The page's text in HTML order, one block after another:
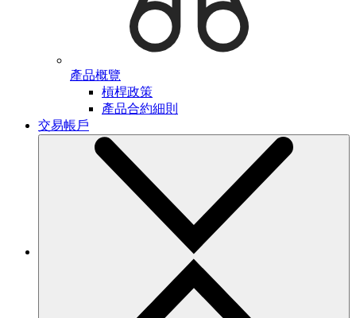
產品概覽
槓桿政策
產品合約細則
交易帳戶